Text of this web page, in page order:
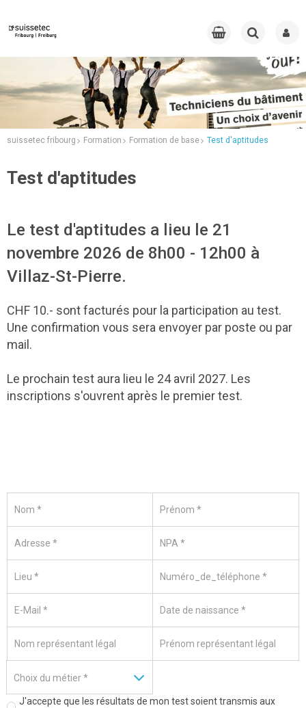
suissetec fribourg Formation Formation de base Test d'aptitudes
Test d'aptitudes
Le test d'aptitudes a lieu le 21
novembre 2026 de 8h00 - 12h00 à
Villaz-St-Pierre.
CHF 10.- sont facturés pour la participation au test.
Une confirmation vous sera envoyer par poste ou par
mail.
Le prochain test aura lieu le 24 avril 2027. Les
inscriptions s'ouvrent après le premier test.
J'accepte que les résultats de mon test soient transmis aux